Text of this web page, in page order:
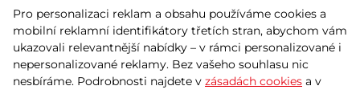
Splátky za 0%
skladem – 11.8. u Vás
Detail
Pro personalizaci reklam a obsahu používáme cookies a
mobilní reklamní identifikátory třetích stran, abychom vám
ukazovali relevantnější nabídky – v rámci personalizované i
nepersonalizované reklamy. Bez vašeho souhlasu nic
nesbíráme. Podrobnosti najdete v zásadách cookies a v